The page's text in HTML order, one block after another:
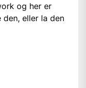
og her er
eller la den